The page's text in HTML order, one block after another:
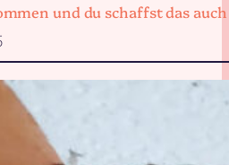
und du schaffst das auch